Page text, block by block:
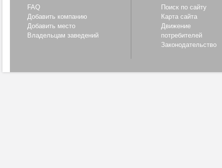
FAQ
Добавить компанию
Добавить место
Владельцам заведений
Поиск по сайту
Карта сайта
Движение
потребителей
Законодательство